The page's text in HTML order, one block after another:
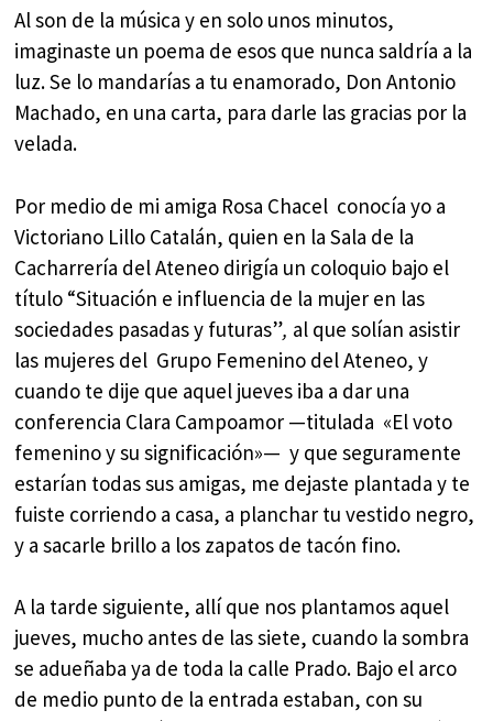
Al son de la música y en solo unos minutos,
imaginaste un poema de esos que nunca saldría a la
luz. Se lo mandarías a tu enamorado, Don Antonio
Machado, en una carta, para darle las gracias por la
velada.
Por medio de mi amiga Rosa Chacel conocía yo a
Victoriano Lillo Catalán, quien en la Sala de la
Cacharrería del Ateneo dirigía un coloquio bajo el
título “Situación e influencia de la mujer en las
sociedades pasadas y futuras”, al que solían asistir
las mujeres del Grupo Femenino del Ateneo, y
cuando te dije que aquel jueves iba a dar una
conferencia Clara Campoamor —titulada «El voto
femenino y su significación»— y que seguramente
estarían todas sus amigas, me dejaste plantada y te
fuiste corriendo a casa, a planchar tu vestido negro,
y a sacarle brillo a los zapatos de tacón fino.
A la tarde siguiente, allí que nos plantamos aquel
jueves, mucho antes de las siete, cuando la sombra
se adueñaba ya de toda la calle Prado. Bajo el arco
de medio punto de la entrada estaban, con su